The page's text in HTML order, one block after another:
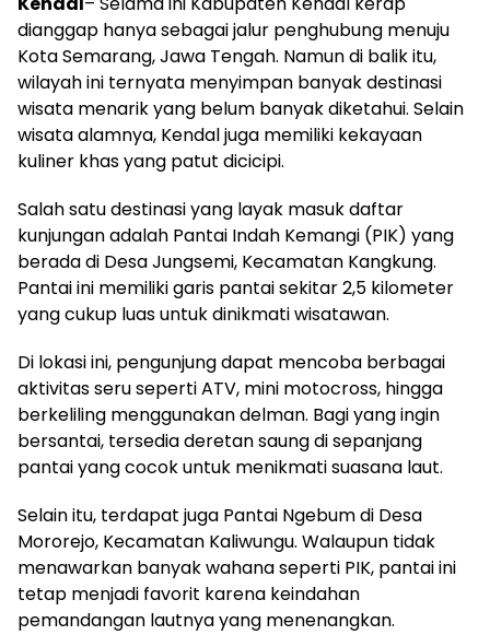
dianggap hanya sebagai jalur penghubung menuju
Kota Semarang, Jawa Tengah. Namun di balik itu,
wilayah ini ternyata menyimpan banyak destinasi
wisata menarik yang belum banyak diketahui. Selain
wisata alamnya, Kendal juga memiliki kekayaan
kuliner khas yang patut dicicipi.
Salah satu destinasi yang layak masuk daftar
kunjungan adalah Pantai Indah Kemangi (PIK) yang
berada di Desa Jungsemi, Kecamatan Kangkung.
Pantai ini memiliki garis pantai sekitar 2,5 kilometer
yang cukup luas untuk dinikmati wisatawan.
Di lokasi ini, pengunjung dapat mencoba berbagai
aktivitas seru seperti ATV, mini motocross, hingga
berkeliling menggunakan delman. Bagi yang ingin
bersantai, tersedia deretan saung di sepanjang
pantai yang cocok untuk menikmati suasana laut.
Selain itu, terdapat juga Pantai Ngebum di Desa
Mororejo, Kecamatan Kaliwungu. Walaupun tidak
menawarkan banyak wahana seperti PIK, pantai ini
tetap menjadi favorit karena keindahan
pemandangan lautnya yang menenangkan.